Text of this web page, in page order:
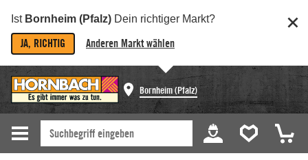
Ist Bornheim (Pfalz) Dein richtiger Markt?
JA, RICHTIG Anderen Markt wählen
Bornheim (Pfalz)